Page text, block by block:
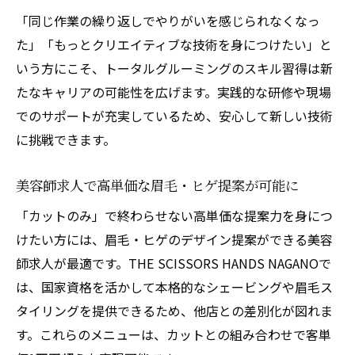
「同じ作業の繰り返しでやりがいを感じられなくなっ
た」「もっとクリエイティブな技術を身につけたい」と
いう方にこそ、トータルグルーミングのスキル習得は新
たなキャリアの可能性を広げます。実践的な研修や現場
でのサポートが充実しているため、安心して新しい技術
に挑戦できます。
美容師求人で高単価な眉毛・ヒゲ提案が可能に
「カットのみ」で終わらせない高単価な提案力を身につ
けたい方には、眉毛・ヒゲのデザイン提案ができる美容
師求人が最適です。THE SCISSORS HANDS NAGANOで
は、国家資格を活かして本格的なシェービングや眉毛ス
タイリングを提供できるため、他店との差別化が図れま
す。これらのメニューは、カットとの組み合わせで客単